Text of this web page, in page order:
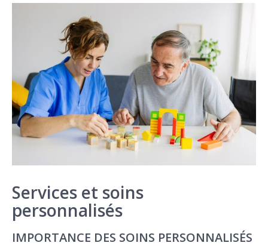
Services et soins
personnalisés
IMPORTANCE DES SOINS PERSONNALISÉS